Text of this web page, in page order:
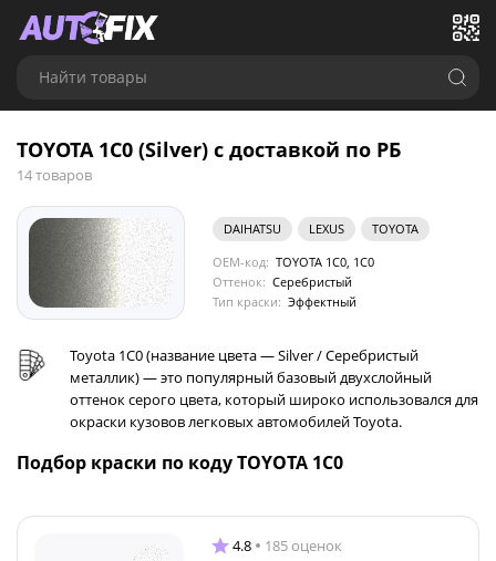
Найти товары
TOYOTA 1C0 (Silver) с доставкой по РБ
14 товаров
DAIHATSU LEXUS
TOYOTA
OEM-код: TOYOTA 1C0, 1C0
Оттенок: Серебристый
Тип краски: Эффектный
Toyota 1C0 (название цвета — Silver / Серебристый
металлик) — это популярный базовый двухслойный
оттенок серого цвета, который широко использовался для
окраски кузовов легковых автомобилей Toyota.
Подбор краски по коду TOYOTA 1C0
4.8 185 оценок